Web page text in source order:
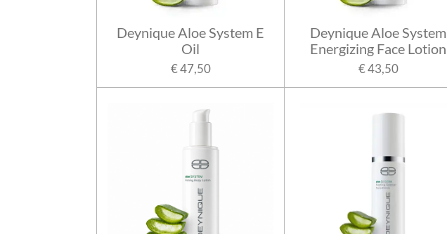
Deynique Aloe System E
Oil
€ 47,50
Deynique Aloe System
Energizing Face Lotion
€ 43,50